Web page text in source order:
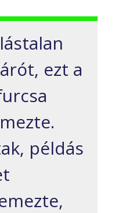
ezt a
példás